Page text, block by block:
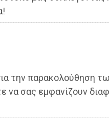
την παρακολούθηση
σας εμφανίζουν
τώρα τη